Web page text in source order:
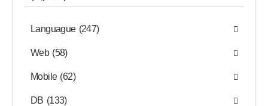
Languague (247)
Web (58)
Mobile (62)
DB (133)